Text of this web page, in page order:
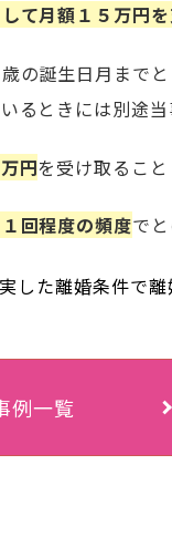
て月額１５万円
の誕生日月まで
るときには別途
円を受け取ること
回程度の頻度で
した離婚条件で離
例一覧